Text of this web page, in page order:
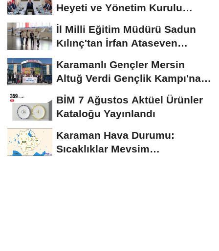
Heyeti ve Yönetim Kurulu
Toplantısı Gerçekleştirildi
İl Milli Eğitim Müdürü Sadun
Kılınç'tan İrfan Ataseven
Karamanlı Gençler Mersin
Altuğ Verdi Gençlik Kampı'na
Uğurlandı
BİM 7 Ağustos Aktüel Ürünler
Kataloğu Yayınlandı
Karaman Hava Durumu:
Sıcaklıklar Mevsim